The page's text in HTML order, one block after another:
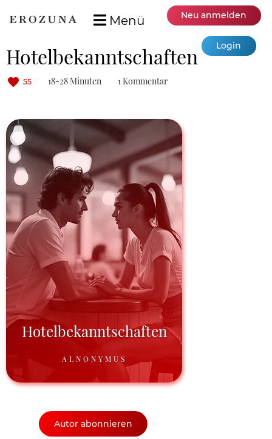
Menü Neu anmelden
Login
Hotelbekanntschaften
55 18-28 Minuten 1 Kommentar
Hotelbekanntschaften
ALNONYMUS
Autor abonnieren